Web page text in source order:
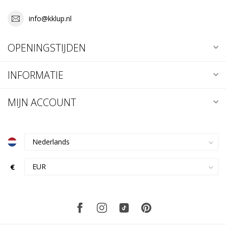
info@kklup.nl
OPENINGSTIJDEN
INFORMATIE
MIJN ACCOUNT
€